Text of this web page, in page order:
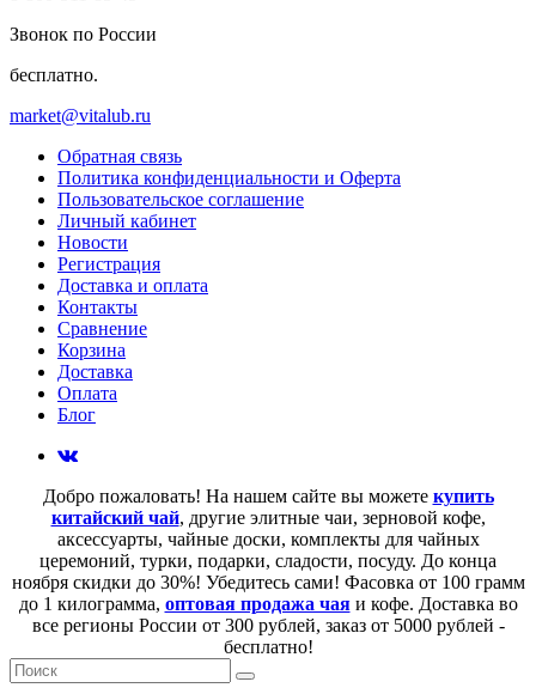
Звонок по России
бесплатно.
market@vitalub.ru
Обратная связь
Политика конфиденциальности и Оферта
Пользовательское соглашение
Личный кабинет
Новости
Регистрация
Доставка и оплата
Контакты
Сравнение
Корзина
Доставка
Оплата
Блог
Добро пожаловать! На нашем сайте вы можете купить
китайский чай, другие элитные чаи, зерновой кофе,
аксессуарты, чайные доски, комплекты для чайных
церемоний, турки, подарки, сладости, посуду. До конца
ноября скидки до 30%! Убедитесь сами! Фасовка от 100 грамм
до 1 килограмма, оптовая продажа чаяи кофе. Доставка во
все регионы России от 300 рублей, заказ от 5000 рублей -
бесплатно!